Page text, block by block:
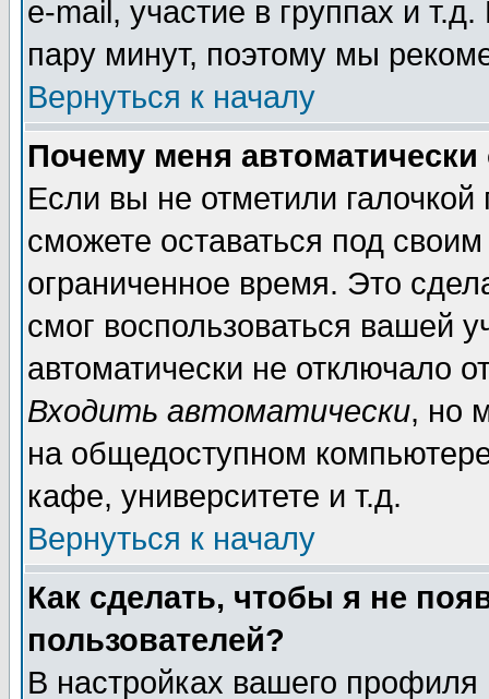
e-mail, участие в группах и
пару минут, поэтому мы
Вернуться к началу
Почему меня автоматически
Если вы не отметили галочкой
сможете оставаться под
ограниченное время. Это
смог воспользоваться вашей
автоматически не отключало
Входить автоматически, но
на общедоступном
кафе, университете и т.д.
Вернуться к началу
Как сделать, чтобы я не
пользователей?
В настройках вашего